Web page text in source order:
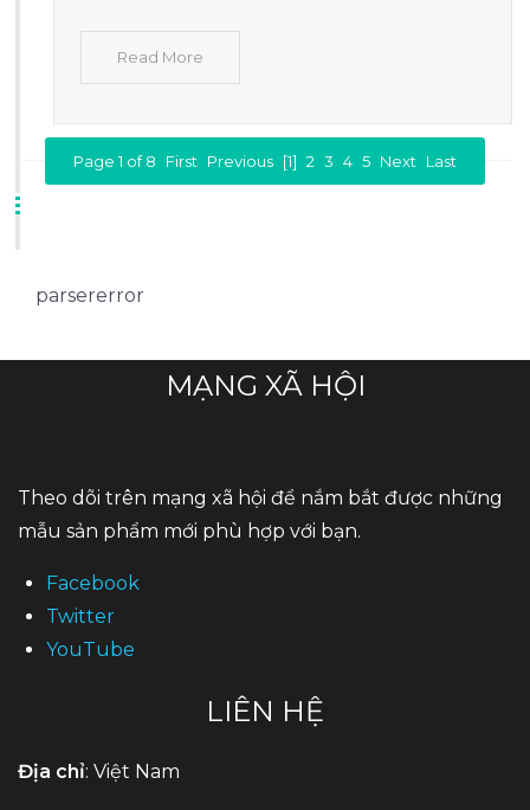
Read More
Page 1 of 8 First Previous [1] 2 3 4 5 Next Last
parsererror
MẠNG XÃ HỘI
Theo dõi trên mạng xã hội để nắm bắt được những
mẫu sản phẩm mới phù hợp với bạn.
Facebook
Twitter
YouTube
LIÊN HỆ
Địa chỉ: Việt Nam